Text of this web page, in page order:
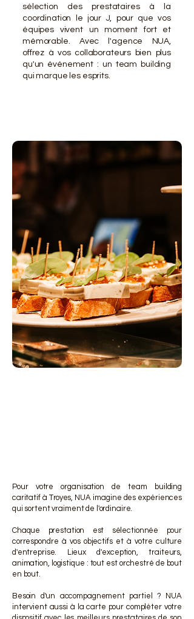
sélection des prestataires à la
coordination le jour J, pour que vos
équipes vivent un moment fort et
mémorable. Avec l'agence NUA,
offrez à vos collaborateurs bien plus
qu'un événement : un team building
qui marque les esprits.
Pour votre organisation de team building
caritatif à Troyes, NUA imagine des expériences
qui sortent vraiment de l'ordinaire.
Chaque prestation est sélectionnée pour
correspondre à vos objectifs et à votre culture
d'entreprise. Lieux d'exception, traiteurs,
animation, logistique : tout est orchestré de bout
en bout.
Besoin d'un accompagnement partiel ? NUA
intervient aussi à la carte pour compléter votre